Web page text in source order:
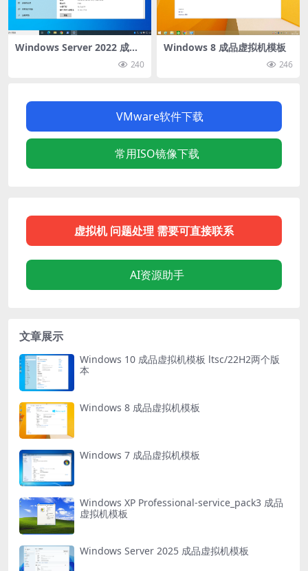
Windows Server 2022 成品
240
Windows 8 成品虚拟机模板
246
VMware软件下载
常用ISO镜像下载
虚拟机 问题处理 需要可直接联系
AI资源助手
文章展示
Windows 10 成品虚拟机模板 ltsc/22H2两个版
本
Windows 8 成品虚拟机模板
Windows 7 成品虚拟机模板
Windows XP Professional-service_pack3 成品
虚拟机模板
Windows Server 2025 成品虚拟机模板